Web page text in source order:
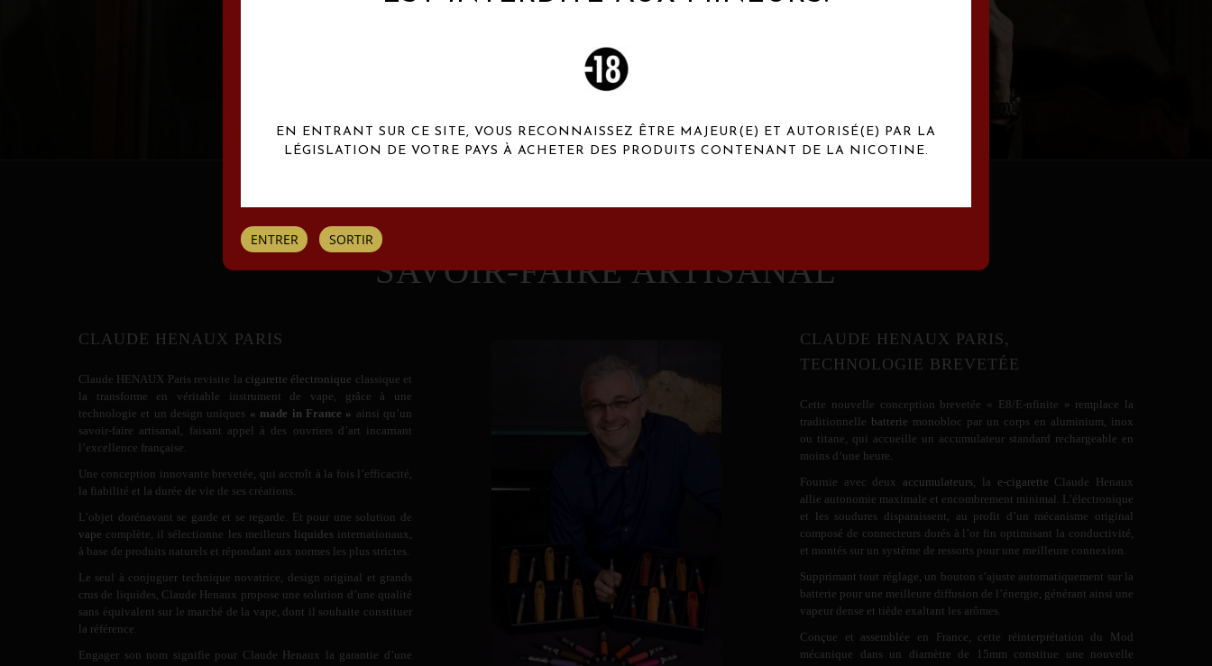
SAVOIR-FAIRE ARTISANAL
CLAUDE HENAUX PARIS
Claude HENAUX Paris revisite la cigarette électronique classique et
la transforme en véritable instrument de vape, grâce à une
technologie et un design uniques « made in France » ainsi qu’un
savoir-faire artisanal, faisant appel à des ouvriers d’art incarnant
l’excellence française.
Une conception innovante brevetée, qui accroît à la fois l’efficacité,
la fiabilité et la durée de vie de ses créations.
L’objet dorénavant se garde et se regarde. Et pour une solution de
vape complète, il sélectionne les meilleurs liquidesinternationaux,
à base de produits naturels et répondant aux normes les plus strictes.
Le seul à conjuguer technique novatrice, design original et grands
crus de liquides, Claude Henaux propose une solution d’une qualité
sans équivalent sur le marché de la vape, dont il souhaite constituer
la référence.
Engager son nom signifie pour Claude Henaux la garantie d’une
CLAUDE HENAUX PARIS,
TECHNOLOGIE BREVETÉE
Cette nouvelle conception brevetée « E8/E-nfinite » remplace la
traditionnelle batterie monobloc par un corps en aluminium, inox
ou titane, qui accueille un accumulateur standard rechargeable en
moins d’une heure.
Fournie avec deux accumulateurs , la e-cigarette Claude Henaux
allie autonomie maximale et encombrement minimal. L’électronique
et les soudures disparaissent, au profit d’un mécanisme original
composé de connecteurs dorés à l’or fin optimisant la conductivité,
et montés sur un système de ressorts pour une meilleure connexion.
Supprimant tout réglage, un bouton s’ajuste automatiquement sur la
batterie pour une meilleure diffusion de l’énergie, générant ainsi une
vapeur dense et tiède exaltant les arômes.
Conçue et assemblée en France, cette réinterprétation du Mod
mécanique dans un diamètre de 15mm constitue une nouvelle
EN ENTRANT SUR CE SITE, VOUS RECONNAISSEZ ÊTRE MAJEUR(E) ET AUTORISÉ(E) PAR LA
LÉGISLATION DE VOTRE PAYS À ACHETER DES PRODUITS CONTENANT DE LA NICOTINE.
ENTRER SORTIR